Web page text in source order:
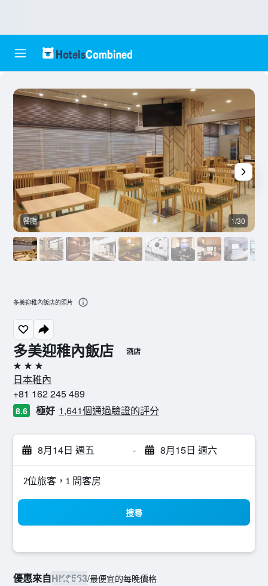
多美迎稚內飯店 酒店
3星級
日本稚內
+81 162 245 489
8.6 極好 1,641個通過驗證的評分
8月14日 週五 - 8月15日 週六
2位旅客，1 間客房
搜尋
優惠來自HK$563/最便宜的每晚價格
餐廳 1/30
多美迎稚內飯店的照片